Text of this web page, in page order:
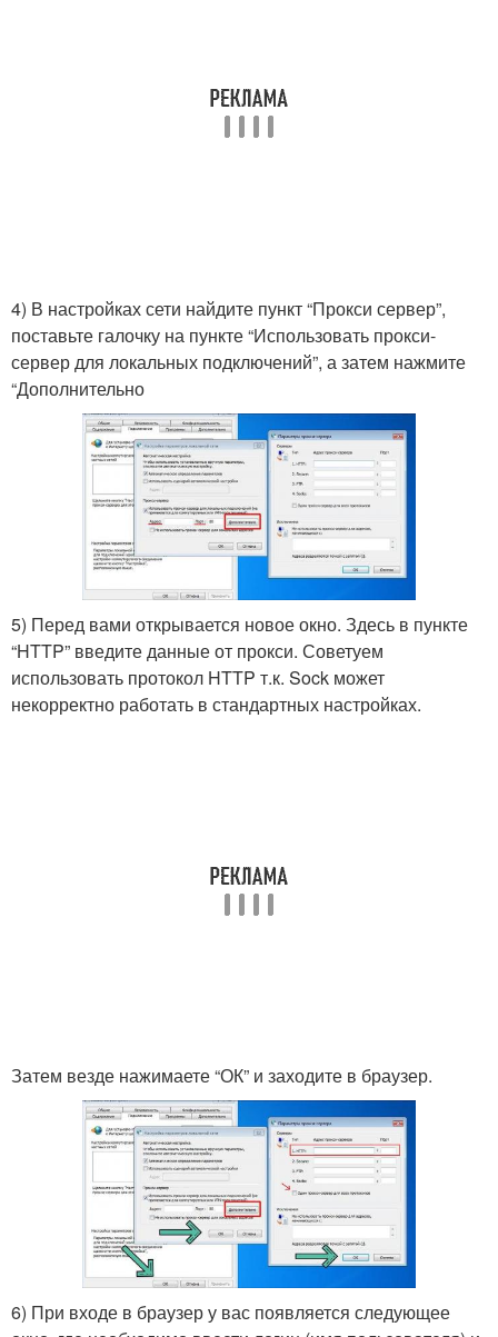
4) В настройках сети найдите пункт “Прокси сервер”,
поставьте галочку на пункте “Использовать прокси-
сервер для локальных подключений”, а затем нажмите
“Дополнительно
5) Перед вами открывается новое окно. Здесь в пункте
“HTTP” введите данные от прокси. Советуем
использовать протокол HTTP т.к. Sock может
некорректно работать в стандартных настройках.
Затем везде нажимаете “ОК” и заходите в браузер.
6) При входе в браузер у вас появляется следующее